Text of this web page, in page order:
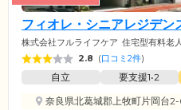
フィオレ・シニアレジデン
株式会社フルライフケア 住宅型有料老
2.8 (口コミ2件)
自立 要支援1•2
奈良県北葛城郡上牧町片岡台2-